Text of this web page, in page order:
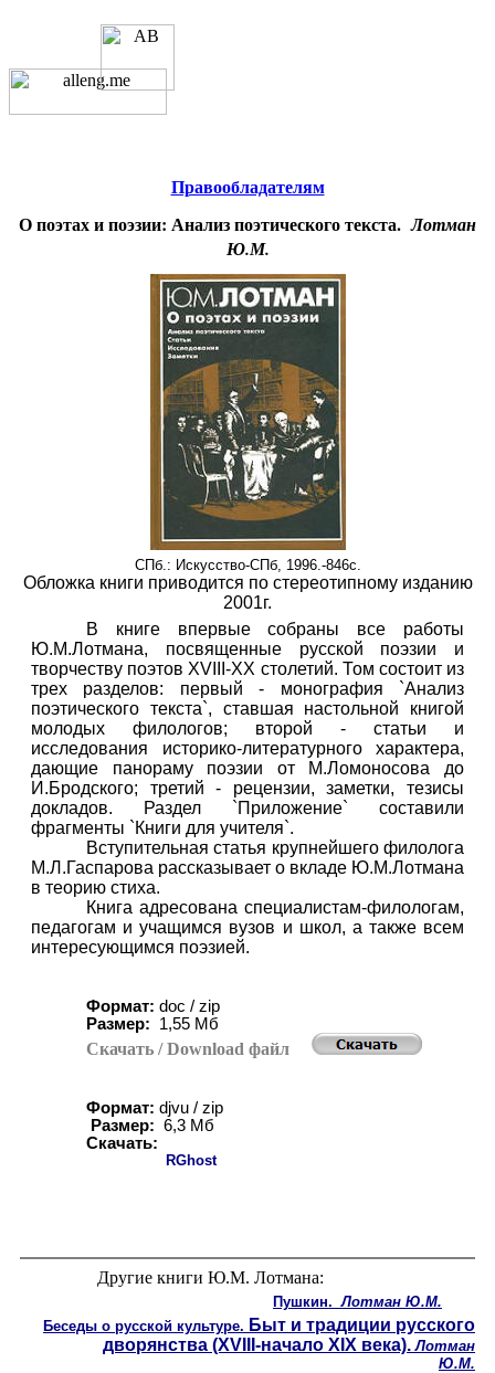
Правообладателям
О поэтах и поэзии: Анализ поэтического текста.Лотман
Ю.М.
СПб.: Искусство-СПб, 1996.-846c.
Обложка книги приводится по стереотипному изданию
2001г.
В книге впервые собраны все работы
Ю.М.Лотмана, посвященные русской поэзии и
творчеству поэтов XVIII-XX столетий. Том состоит из
трех разделов: первый - монография `Анализ
поэтического текста`, ставшая настольной книгой
молодых филологов; второй - статьи и
исследования историко-литературного характера,
дающие панораму поэзии от М.Ломоносова до
И.Бродского; третий - рецензии, заметки, тезисы
докладов. Раздел `Приложение` составили
фрагменты `Книги для учителя`.
Вступительная статья крупнейшего филолога
М.Л.Гаспарова рассказывает о вкладе Ю.М.Лотмана
в теорию стиха.
Книга адресована специалистам-филологам,
педагогам и учащимся вузов и школ, а также всем
интересующимся поэзией.
Формат: doc / zip
Размер:
1,55 Мб
Скачать / Download файл
Формат: djvu / zip
Размер: 6,3 Мб
Скачать:
RGhost
Другие книги Ю.М. Лотмана:
Пушкин.Лотман Ю.М.
Беседы о русской культуре. Быт и традиции русского
дворянства (XVIII-начало XIX века). Лотман
Ю.М.